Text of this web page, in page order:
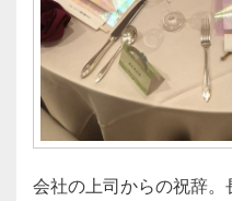
会社の上司からの祝辞